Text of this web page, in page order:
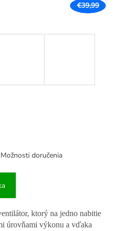
€39,99
Možnosti doručenia
ktorý na jedno nabitie
úrovňami výkonu a vďaka